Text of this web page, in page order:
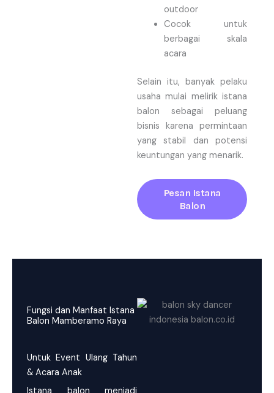
outdoor
Cocok untuk
berbagai skala
acara
Selain itu, banyak pelaku
usaha mulai melirik istana
balon sebagai peluang
bisnis karena permintaan
yang stabil dan potensi
keuntungan yang menarik.
Pesan Istana
Balon
Fungsi dan Manfaat Istana
Balon Mamberamo Raya
Untuk Event Ulang Tahun
& Acara Anak
Istana balon menjadi